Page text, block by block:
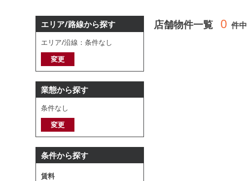
エリア/路線から探す
エリア/沿線：条件なし
変更
業態から探す
条件なし
変更
条件から探す
賃料
店舗物件一覧 0 件中